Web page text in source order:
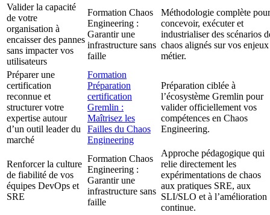
Valider la capacité
de votre
organisation à
encaisser des pannes
sans impacter vos
utilisateurs
Formation Chaos
Engineering :
Garantir une
infrastructure sans
faille
Méthodologie complète pour
concevoir, exécuter et
industrialiser des scénarios
chaos alignés sur vos enjeux
métier.
Préparer une
certification
reconnue et
structurer votre
expertise autour
d’un outil leader du
marché
Formation
Préparation
certification
Gremlin :
Maîtrisez les
Failles du Chaos
Engineering
Préparation ciblée à
l’écosystème Gremlin pour
valider officiellement vos
compétences en Chaos
Engineering.
Renforcer la culture
de fiabilité de vos
équipes DevOps et
SRE
Formation Chaos
Engineering :
Garantir une
infrastructure sans
faille
Approche pédagogique qui
relie directement les
expérimentations de chaos
aux pratiques SRE, aux
SLI/SLO et à l’amélioration
continue.